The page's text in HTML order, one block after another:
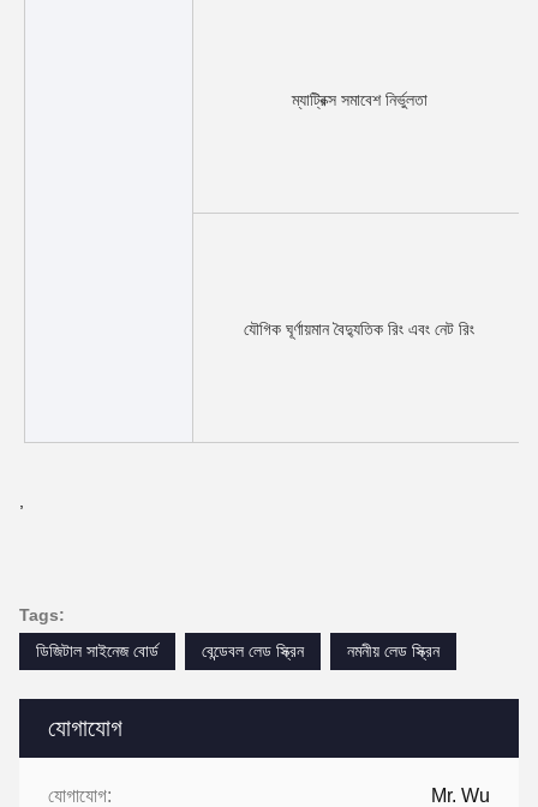
যোগাযোগ
যোগাযোগ: Mr. Wu
ম্যাট্রিক্স সমাবেশ নির্ভুলতা
যৌগিক ঘূর্ণায়মান বৈদ্যুতিক রিং এবং নেট রিং
Tags:
ডিজিটাল সাইনেজ বোর্ড
বেন্ডেবল লেড স্ক্রিন নমনীয় লেড স্ক্রিন